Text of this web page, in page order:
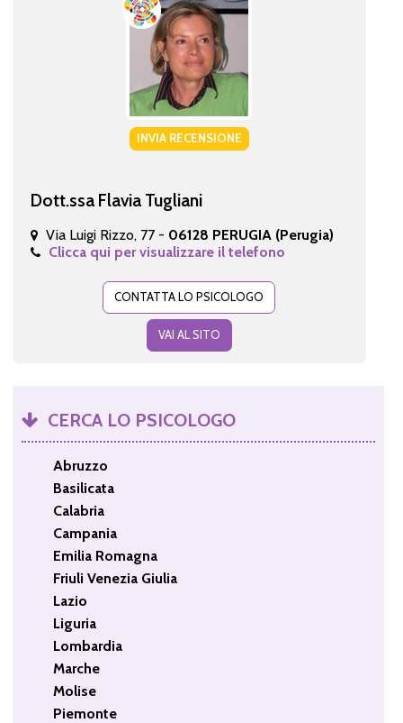
INVIA RECENSIONE
Dott.ssa Flavia Tugliani
Via Luigi Rizzo, 77 - 06128 PERUGIA (Perugia)
Clicca qui per visualizzare il telefono
CONTATTA LO PSICOLOGO
VAI AL SITO
CERCA LO PSICOLOGO
Abruzzo
Basilicata
Calabria
Campania
Emilia Romagna
Friuli Venezia Giulia
Lazio
Liguria
Lombardia
Marche
Molise
Piemonte